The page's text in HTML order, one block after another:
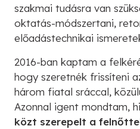
szakmai tudásra van
oktatás-módszertani,
előadástechnikai
2016-ban kaptam a
hogy szeretnék frissíteni
három fiatal sráccal,
Azonnal igent mondtam,
közt szerepelt a